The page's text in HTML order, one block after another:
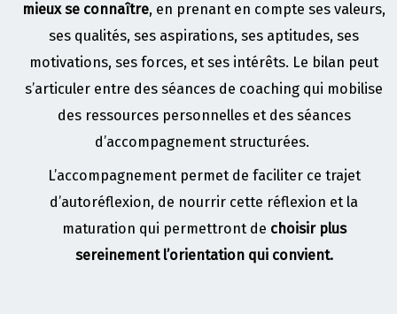
mieux se connaître, en prenant en compte ses valeurs,
ses qualités, ses aspirations, ses aptitudes, ses
motivations, ses forces, et ses intérêts. Le bilan peut
s’articuler entre des séances de coaching qui mobilise
des ressources personnelles et des séances
d’accompagnement structurées.
L’accompagnement permet de faciliter ce trajet
d’autoréflexion, de nourrir cette réflexion et la
maturation qui permettront de choisir plus
sereinement l’orientation qui convient.